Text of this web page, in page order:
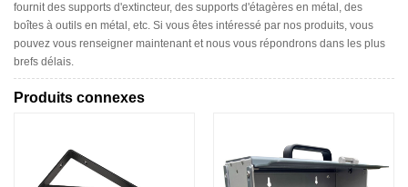
fournit des supports d'extincteur, des supports d'étagères en métal, des
boîtes à outils en métal, etc. Si vous êtes intéressé par nos produits, vous
pouvez vous renseigner maintenant et nous vous répondrons dans les plus
brefs délais.
Produits connexes